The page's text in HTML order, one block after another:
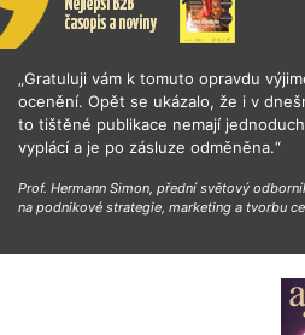
„Gratuluji vám k tomuto opravdu
ocenění. Opět se ukázalo, že i v
to tištěné publikace nemají
vyplácí a je po zásluze odměněna.“
Prof. Hermann Simon, přední světový
na podnikové strategie, marketing a tvorbu